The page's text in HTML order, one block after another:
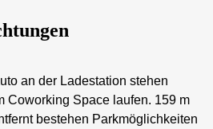
an der Ladestation stehen
Coworking Space laufen. 159 m
bestehen Parkmöglichkeiten